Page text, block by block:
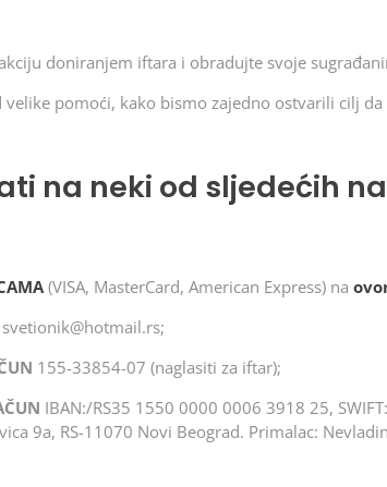
doniranjem iftara i obradujte svoje
velike pomoći, kako bismo zajedno ostvarili cilj
na neki od sljedećih
(VISA, MasterCard, American Express) na ov
155-33854-07 (naglasiti za iftar);
IBAN:/RS35 1550 0000 0006 3918 25,
9a, RS-11070 Novi Beograd. Primalac: